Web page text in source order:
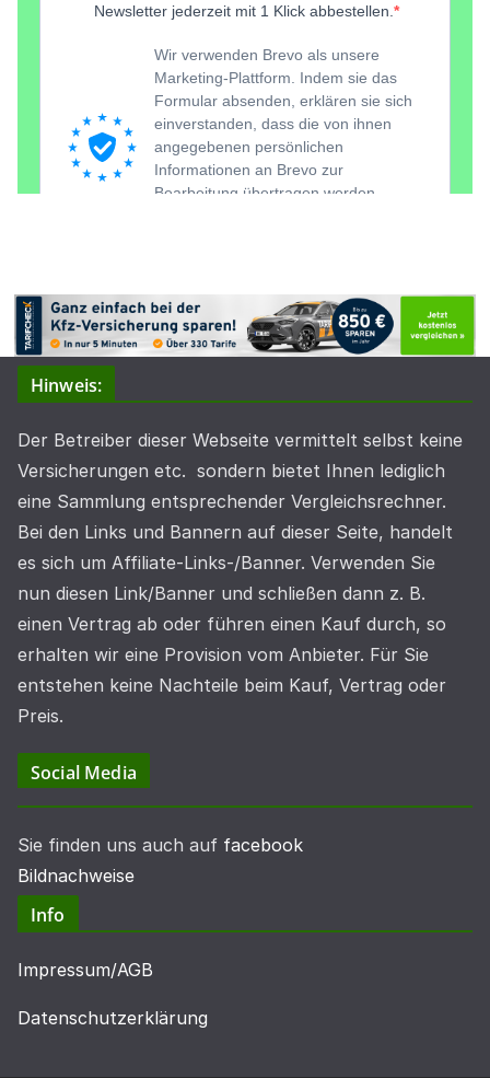
Hinweis:
Der Betreiber dieser Webseite vermittelt selbst keine
Versicherungen etc. sondern bietet Ihnen lediglich
eine Sammlung entsprechender Vergleichsrechner.
Bei den Links und Bannern auf dieser Seite, handelt
es sich um Affiliate-Links-/Banner. Verwenden Sie
nun diesen Link/Banner und schließen dann z. B.
einen Vertrag ab oder führen einen Kauf durch, so
erhalten wir eine Provision vom Anbieter. Für Sie
entstehen keine Nachteile beim Kauf, Vertrag oder
Preis.
Social Media
Sie finden uns auch auf facebook
Bildnachweise
Info
Impressum/AGB
Datenschutzerklärung